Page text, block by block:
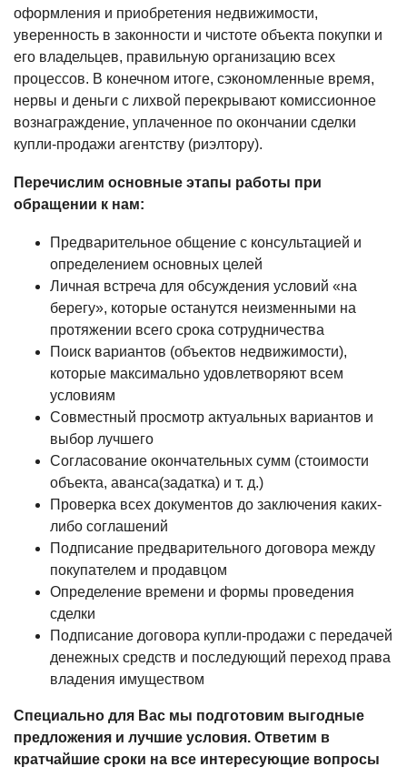
оформления и приобретения недвижимости,
уверенность в законности и чистоте объекта покупки и
его владельцев, правильную организацию всех
процессов. В конечном итоге, сэкономленные время,
нервы и деньги с лихвой перекрывают комиссионное
вознаграждение, уплаченное по окончании сделки
купли-продажи агентству (риэлтору).
Перечислим основные этапы работы при
обращении к нам:
Предварительное общение с консультацией и
определением основных целей
Личная встреча для обсуждения условий «на
берегу», которые останутся неизменными на
протяжении всего срока сотрудничества
Поиск вариантов (объектов недвижимости),
которые максимально удовлетворяют всем
условиям
Совместный просмотр актуальных вариантов и
выбор лучшего
Согласование окончательных сумм (стоимости
объекта, аванса(задатка) и т. д.)
Проверка всех документов до заключения каких-
либо соглашений
Подписание предварительного договора между
покупателем и продавцом
Определение времени и формы проведения
сделки
Подписание договора купли-продажи с передачей
денежных средств и последующий переход права
владения имуществом
Специально для Вас мы подготовим выгодные
предложения и лучшие условия. Ответим в
кратчайшие сроки на все интересующие вопросы